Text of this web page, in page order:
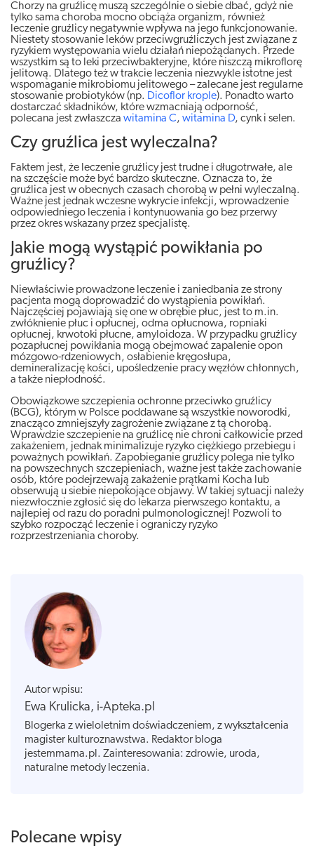
Chorzy na gruźlicę muszą szczególnie o siebie dbać, gdyż nie
tylko sama choroba mocno obciąża organizm, również
leczenie gruźlicy negatywnie wpływa na jego funkcjonowanie.
Niestety stosowanie leków przeciwgruźliczych jest związane z
ryzykiem występowania wielu działań niepożądanych. Przede
wszystkim są to leki przeciwbakteryjne, które niszczą mikroflorę
jelitową. Dlatego też w trakcie leczenia niezwykle istotne jest
wspomaganie mikrobiomu jelitowego – zalecane jest regularne
stosowanie probiotyków (np. Dicoflor krople). Ponadto warto
dostarczać składników, które wzmacniają odporność,
polecana jest zwłaszcza witamina C, witamina D, cynk i selen.
Czy gruźlica jest wyleczalna?
Faktem jest, że leczenie gruźlicy jest trudne i długotrwałe, ale
na szczęście może być bardzo skuteczne. Oznacza to, że
gruźlica jest w obecnych czasach chorobą w pełni wyleczalną.
Ważne jest jednak wczesne wykrycie infekcji, wprowadzenie
odpowiedniego leczenia i kontynuowania go bez przerwy
przez okres wskazany przez specjalistę.
Jakie mogą wystąpić powikłania po
gruźlicy?
Niewłaściwie prowadzone leczenie i zaniedbania ze strony
pacjenta mogą doprowadzić do wystąpienia powikłań.
Najczęściej pojawiają się one w obrębie płuc, jest to m.in.
zwłóknienie płuc i opłucnej, odma opłucnowa, ropniaki
opłucnej, krwotoki płucne, amyloidoza. W przypadku gruźlicy
pozapłucnej powikłania mogą obejmować zapalenie opon
mózgowo-rdzeniowych, osłabienie kręgosłupa,
demineralizację kości, upośledzenie pracy węzłów chłonnych,
a także niepłodność.
Obowiązkowe szczepienia ochronne przeciwko gruźlicy
(BCG), którym w Polsce poddawane są wszystkie noworodki,
znacząco zmniejszyły zagrożenie związane z tą chorobą.
Wprawdzie szczepienie na gruźlicę nie chroni całkowicie przed
zakażeniem, jednak minimalizuje ryzyko ciężkiego przebiegu i
poważnych powikłań. Zapobieganie gruźlicy polega nie tylko
na powszechnych szczepieniach, ważne jest także zachowanie
osób, które podejrzewają zakażenie prątkami Kocha lub
obserwują u siebie niepokojące objawy. W takiej sytuacji należy
niezwłocznie zgłosić się do lekarza pierwszego kontaktu, a
najlepiej od razu do poradni pulmonologicznej! Pozwoli to
szybko rozpocząć leczenie i ograniczy ryzyko
rozprzestrzeniania choroby.
Autor wpisu:
Ewa Krulicka, i-Apteka.pl
Blogerka z wieloletnim doświadczeniem, z wykształcenia
magister kulturoznawstwa. Redaktor bloga
jestemmama.pl. Zainteresowania: zdrowie, uroda,
naturalne metody leczenia.
Polecane wpisy